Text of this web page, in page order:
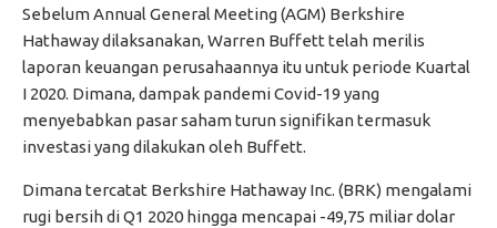
Sebelum Annual General Meeting (AGM) Berkshire
Hathaway dilaksanakan, Warren Buffett telah merilis
laporan keuangan perusahaannya itu untuk periode Kuartal
I 2020. Dimana, dampak pandemi Covid-19 yang
menyebabkan pasar saham turun signifikan termasuk
investasi yang dilakukan oleh Buffett.
Dimana tercatat Berkshire Hathaway Inc. (BRK) mengalami
rugi bersih di Q1 2020 hingga mencapai -49,75 miliar dolar